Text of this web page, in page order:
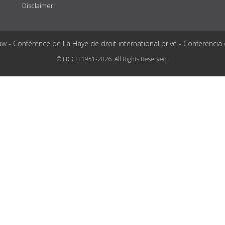
Disclaimer
- Conférence de La Haye de droit international privé -
© HCCH 1951-2026. All Rights Reserved.